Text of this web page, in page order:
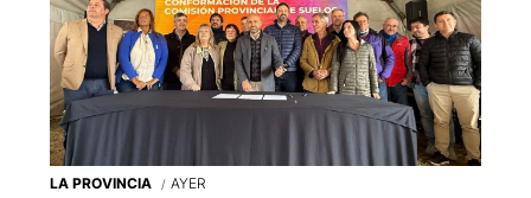
LA PROVINCIA AYER